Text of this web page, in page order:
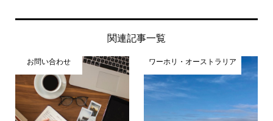
関連記事一覧
お問い合わせ ワーホリ・オーストラリア